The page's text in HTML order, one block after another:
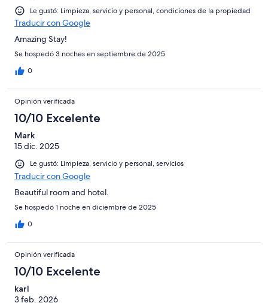
Le gustó: Limpieza, servicio y personal, condiciones de la propiedad
Traducir con Google
Amazing Stay!
Se hospedó 3 noches en septiembre de 2025
0
Opinión verificada
10/10 Excelente
Mark
15 dic. 2025
Le gustó: Limpieza, servicio y personal, servicios
Traducir con Google
Beautiful room and hotel.
Se hospedó 1 noche en diciembre de 2025
0
Opinión verificada
10/10 Excelente
karl
3 feb. 2026